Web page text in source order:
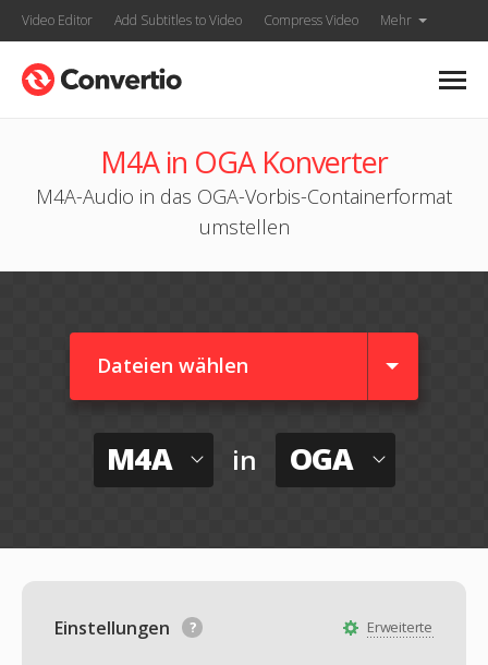
Video Editor Add Subtitles to Video Compress Video Mehr
M4A in OGA Konverter
M4A-Audio in das OGA-Vorbis-Containerformat
umstellen
Dateien wählen
M4A in OGA
Erweiterte
Einstellungen